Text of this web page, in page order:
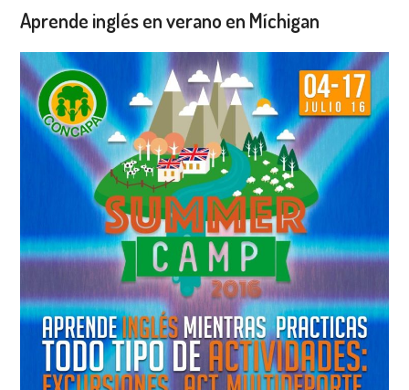
Aprende inglés en verano en Míchigan